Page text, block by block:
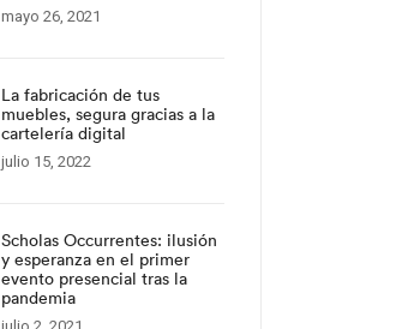
mayo 26, 2021
La fabricación de tus
muebles, segura gracias a la
cartelería digital
julio 15, 2022
Scholas Occurrentes: ilusión
y esperanza en el primer
evento presencial tras la
pandemia